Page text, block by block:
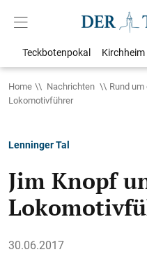
Teckbotenpokal Kirchheim
Home Nachrichten Rund
Lokomotivführer
Lenninger Tal
Jim Knopf
30.06.2017